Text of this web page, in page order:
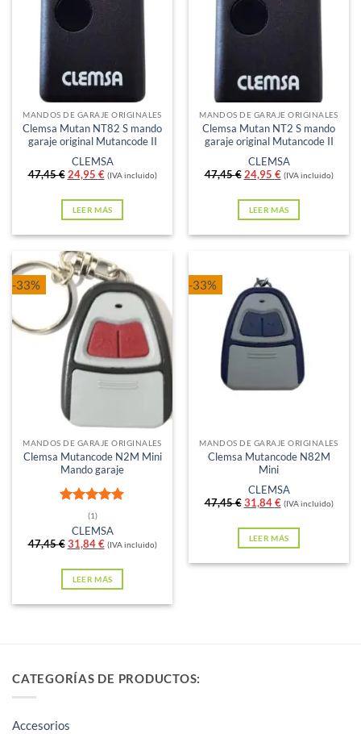
Sin existencias
MANDOS DE GARAJE ORIGINALES
Clemsa Mutan NT82 S mando
garaje original Mutancode II
CLEMSA
47,45€ El
original
era:
47,45 €.
24,95 €El
actual
es:
24,95 €.
(IVA incluido)
LEER MÁS
Sin existencias
MANDOS DE GARAJE ORIGINALES
Clemsa Mutan NT2 S mando
garaje original Mutancode II
CLEMSA
47,45€ El
original
era:
47,45 €.
24,95 €El
actual
es:
24,95 €.
(IVA incluido)
LEER MÁS
-33%
Sin existencias
MANDOS DE GARAJE ORIGINALES
Clemsa Mutancode N2M Mini
Mando garaje
Valorado
con 5de 5
(1)
CLEMSA
47,45€ El
original
era:
47,45 €.
31,84€El
actual
es:
31,84 €.
(IVA incluido)
LEER MÁS
-33%
MANDOS DE GARAJE ORIGINALES
Clemsa Mutancode N82M
Mini
CLEMSA
47,45€ El
original
era:
47,45 €.
31,84€El
actual
es:
31,84 €.
(IVA incluido)
LEER MÁS
CATEGORÍAS DE PRODUCTOS:
Accesorios